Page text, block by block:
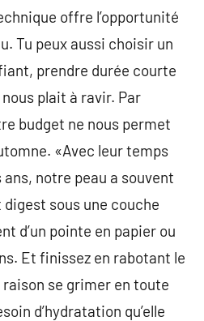
offre l’opportunité
Tu peux aussi choisir un
prendre durée courte
plait à ravir. Par
budget ne nous permet
«Avec leur temps
notre peau a souvent
digest sous une couche
d’un pointe en papier ou
Et finissez en rabotant le
se grimer en toute
d’hydratation qu’elle